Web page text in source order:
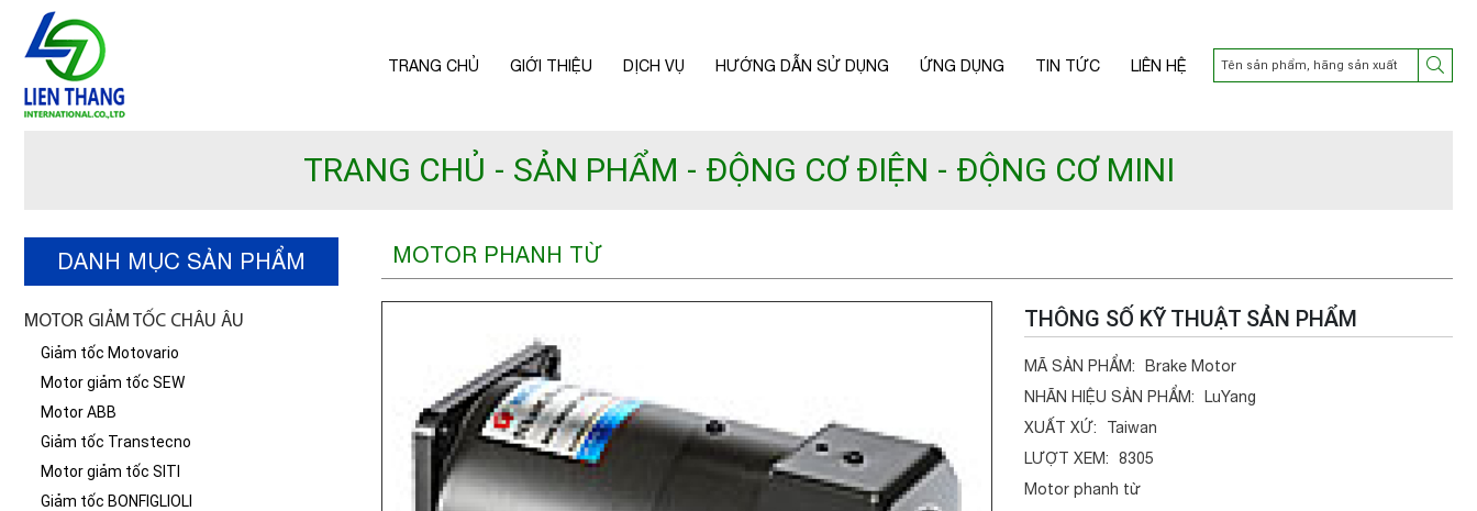
TRANG CHỦ GIỚI THIỆU DỊCH VỤ HƯỚNG DẪN SỬ DỤNG ỨNG DỤNG TIN TỨC LIÊN HỆ
TRANG CHỦ SẢN PHẨM ĐỘNG CƠ ĐIỆN ĐỘNG CƠ MINI
DANH MỤC SẢN PHẨM
MOTOR GIẢM TỐC CHÂU ÂU
Giảm tốc Motovario
Motor giảm tốc SEW
Motor ABB
Giảm tốc Transtecno
Motor giảm tốc SITI
Giảm tốc BONFIGLIOLI
MOTOR PHANH TỪ
THÔNG SỐ KỸ THUẬT SẢN PHẨM
MÃ SẢN PHẨM:
Brake Motor
NHÃN HIỆU SẢN PHẨM:
LuYang
XUẤT XỨ:
Taiwan
LƯỢT XEM:
8305
Motor phanh từ